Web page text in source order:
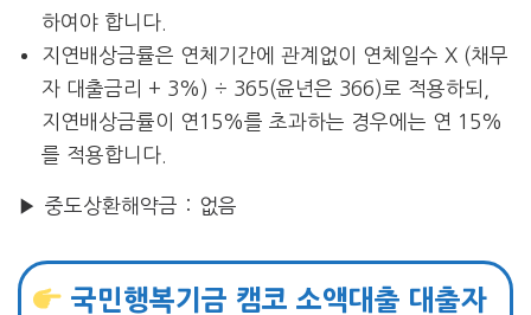
하여야 합니다.
지연배상금률은 연체기간에 관계없이 연체일수 X (채무
자 대출금리 + 3%) ÷ 365(윤년은 366)로 적용하되,
지연배상금률이 연15%를 초과하는 경우에는 연 15%
를 적용합니다.
▶ 중도상환해약금 : 없음
국민행복기금 캠코 소액대출 대출자